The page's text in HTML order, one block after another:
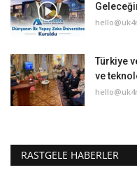
Türkiye
ve
RASTGELE HABERLER